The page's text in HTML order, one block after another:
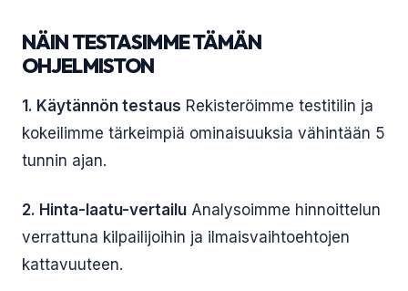
NÄIN TESTASIMME TÄMÄN
OHJELMISTON
1. Käytännön testaus Rekisteröimme testitilin ja
kokeilimme tärkeimpiä ominaisuuksia vähintään 5
tunnin ajan.
2. Hinta-laatu-vertailu Analysoimme hinnoittelun
verrattuna kilpailijoihin ja ilmaisvaihtoehtojen
kattavuuteen.